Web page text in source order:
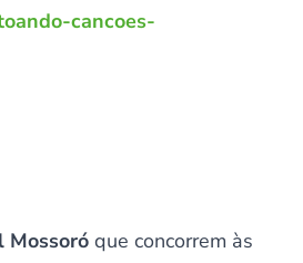
cancoes-
Mossoró que concorrem às